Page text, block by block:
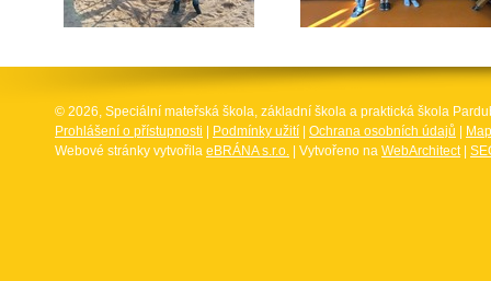
© 2026, Speciální mateřská škola, základní škola a praktická škola
Prohlášení o přístupnosti
Podmínky užití Ochrana osobních údajů
Webové stránky vytvořila eBRÁNA s.r.o. | Vytvořeno na WebArchitect|